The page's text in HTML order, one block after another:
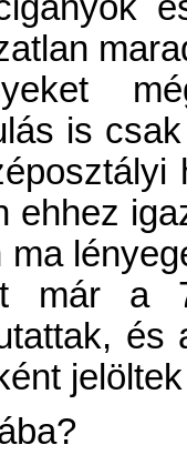
is
ehhez
már a
és